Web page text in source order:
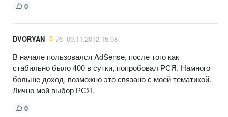
0
DVORYAN 76 09.11.2012 15:08
В начале пользовался AdSense, после того как
стабильно было 400 в сутки, попробовал РСЯ. Намного
больше доход, возможно это связано с моей тематикой.
Лично мой выбор РСЯ.
0